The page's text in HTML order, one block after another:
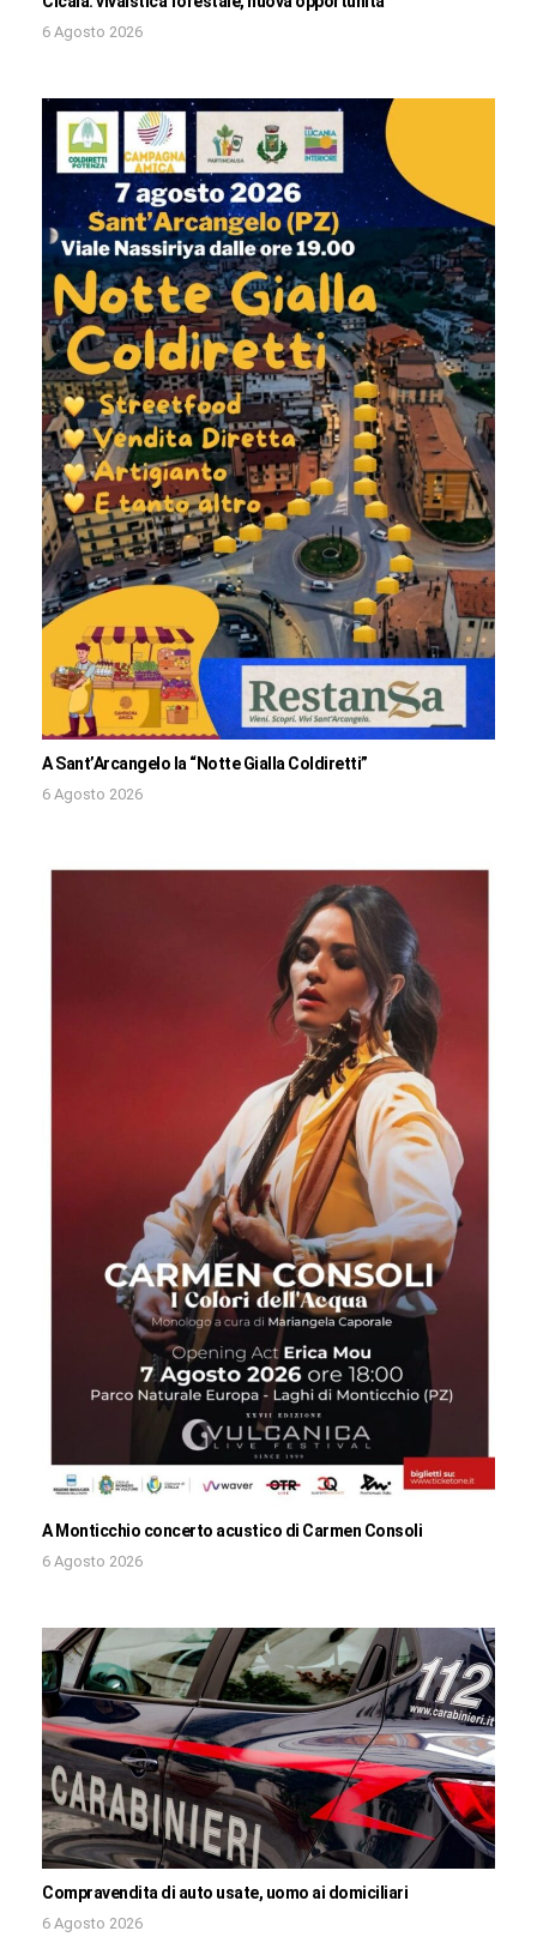
6 Agosto 2026
A Sant’Arcangelo la “Notte Gialla Coldiretti”
6 Agosto 2026
A Monticchio concerto acustico di Carmen Consoli
6 Agosto 2026
Compravendita di auto usate, uomo ai domiciliari
6 Agosto 2026